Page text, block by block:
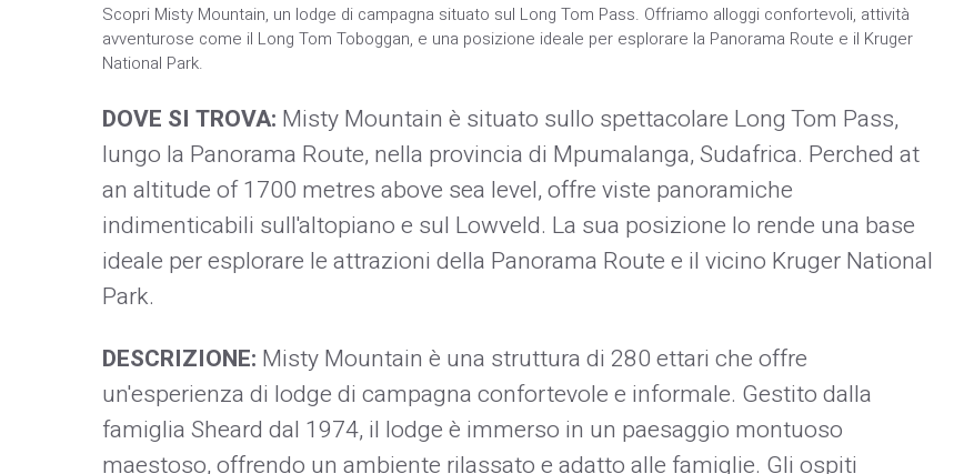
Scopri Misty Mountain, un lodge di campagna situato sul Long Tom Pass. Offriamo alloggi confortevoli, attività
avventurose come il Long Tom Toboggan, e una posizione ideale per esplorare la Panorama Route e il Kruger
National Park.
DOVE SI TROVA: Misty Mountain è situato sullo spettacolare Long Tom Pass,
lungo la Panorama Route, nella provincia di Mpumalanga, Sudafrica. Perched at
an altitude of 1700 metres above sea level, offre viste panoramiche
indimenticabili sull'altopiano e sul Lowveld. La sua posizione lo rende una base
ideale per esplorare le attrazioni della Panorama Route e il vicino Kruger National
Park.
DESCRIZIONE: Misty Mountain è una struttura di 280 ettari che offre
un'esperienza di lodge di campagna confortevole e informale. Gestito dalla
famiglia Sheard dal 1974, il lodge è immerso in un paesaggio montuoso
maestoso, offrendo un ambiente rilassato e adatto alle famiglie. Gli ospiti